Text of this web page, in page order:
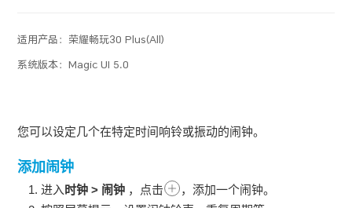
适用产品： 荣耀畅玩30 Plus(All)
系统版本：Magic UI 5.0
您可以设定几个在特定时间响铃或振动的闹钟。
添加闹钟
进入时钟 > 闹钟 ，点击
，添加一个闹钟。